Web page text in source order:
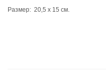
Размер: 20,5 х 15 см.